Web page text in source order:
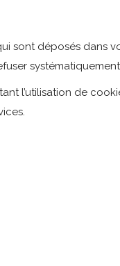
sont déposés dans
l’utilisation de